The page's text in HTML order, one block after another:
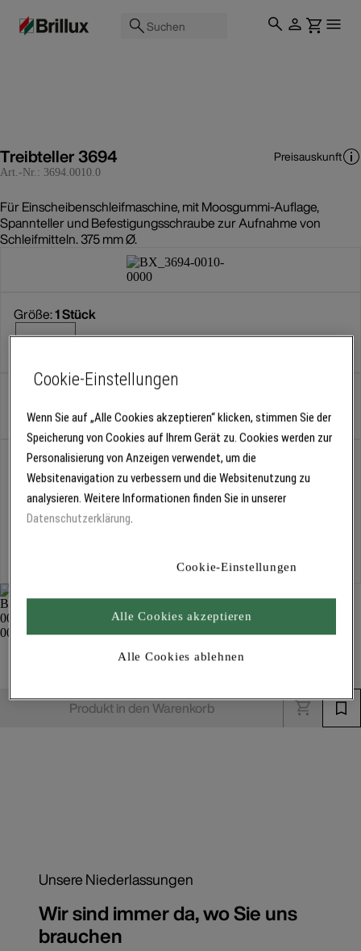
Suchen
Treibteller 3694
Art.-Nr.: 3694.0010.0
Preisauskunft
Für Einscheibenschleifmaschine, mit Moosgummi-Auflage,
Spannteller und Befestigungsschraube zur Aufnahme von
Schleifmitteln. 375 mm Ø.
Größe:1 Stück
1 Stück
Abholung
Für Verfügbarkeiten bitteanmelden
anmelden
Treibteller 3694
Produkt in den Warenkorb
Unsere Niederlassungen
Wir sind immer da, wo Sie uns
brauchen
Cookie-Einstellungen
Wenn Sie auf „Alle Cookies akzeptieren“ klicken, stimmen Sie der
Speicherung von Cookies auf Ihrem Gerät zu. Cookies werden zur
Personalisierung von Anzeigen verwendet, um die
Websitenavigation zu verbessern und die Websitenutzung zu
analysieren. Weitere Informationen finden Sie in unserer
Datenschutzerklärung.
Cookie-Einstellungen
Alle Cookies ablehnen
Alle Cookies akzeptieren